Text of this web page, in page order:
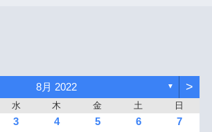
8月 2022 ▼ >
水 木 金 土 日
3 4 5 6
7